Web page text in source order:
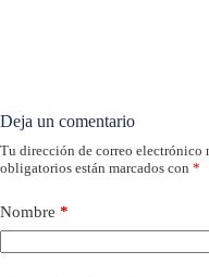
Deja un comentario
Tu dirección de correo electrónico
obligatorios están marcados con *
Nombre *